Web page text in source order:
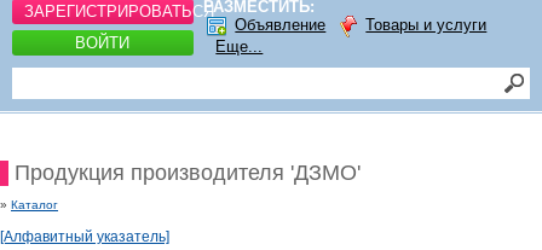
ЗАРЕГИСТРИРОВАТЬСЯ
ВОЙТИ
РАЗМЕСТИТЬ:
Объявление
Товары и услуги
Еще...
Продукция производителя 'ДЗМО'
» Каталог
[Алфавитный указатель]